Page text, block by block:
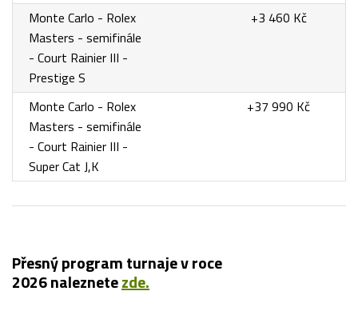
Monte Carlo - Rolex
Masters - semifinále
- Court Rainier III -
Prestige S
+3 460 Kč
Monte Carlo - Rolex
Masters - semifinále
- Court Rainier III -
Super Cat J,K
+37 990 Kč
Přesný program turnaje v roce
2026 naleznetezde.